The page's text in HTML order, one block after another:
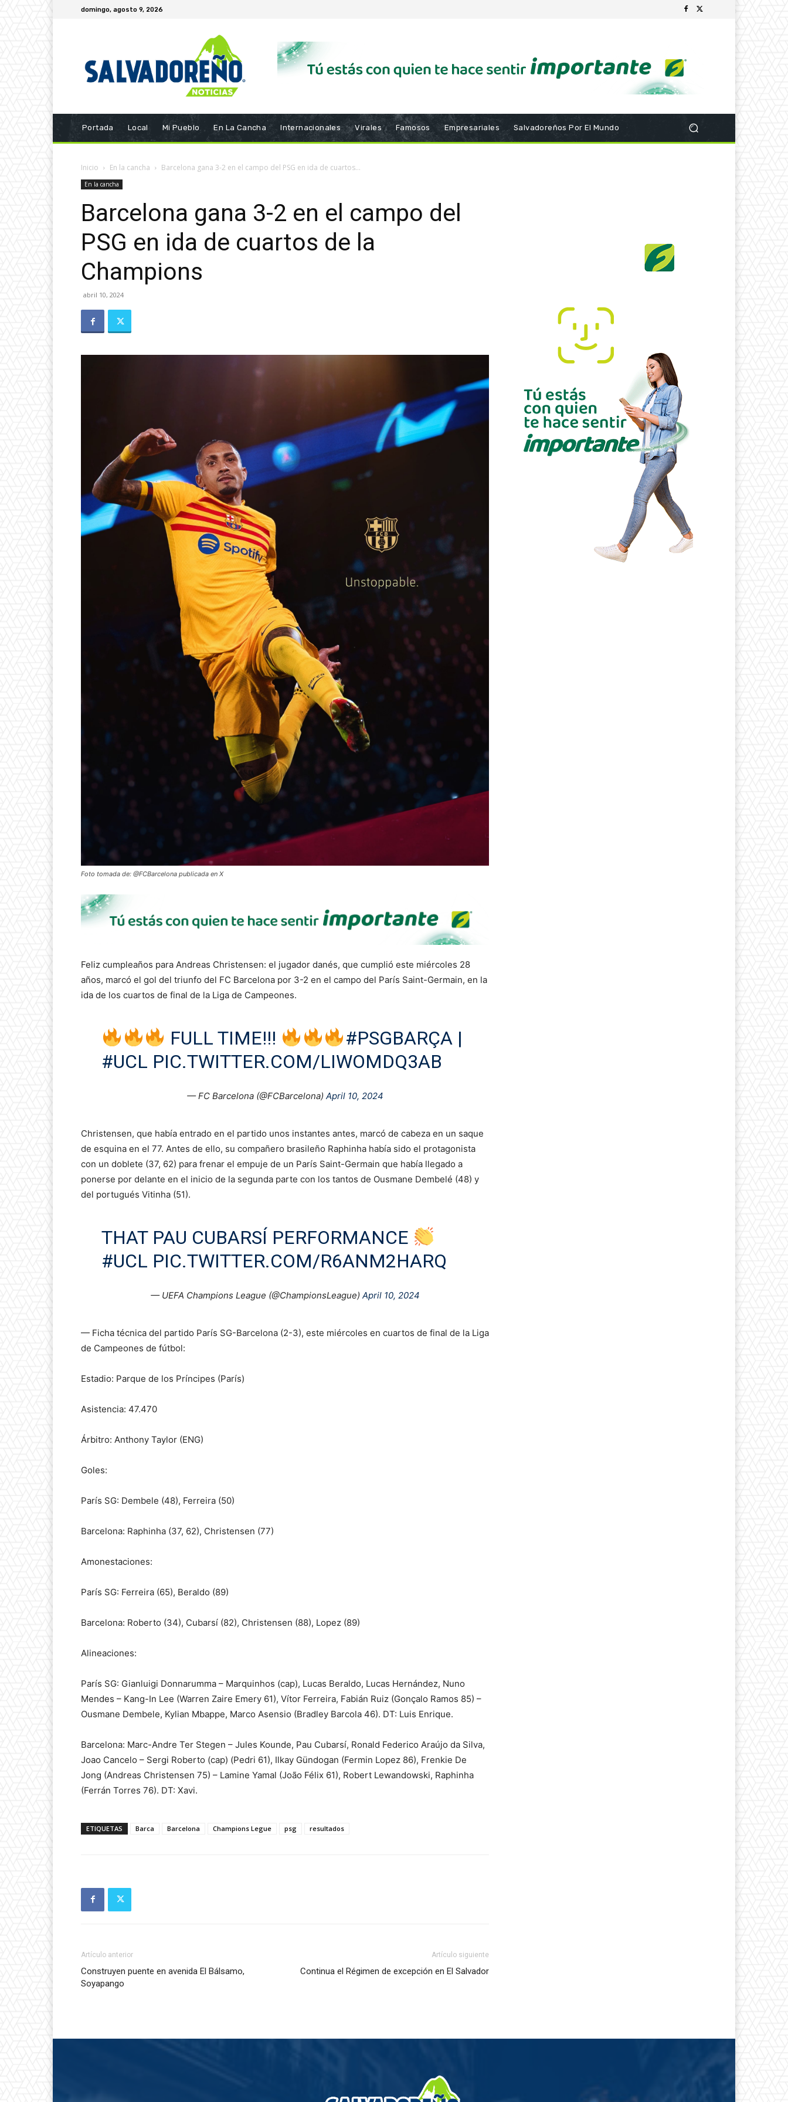
domingo, agosto 9, 2026
Portada Local Mi Pueblo En La Cancha Internacionales Virales Famosos Empresariales Salvadoreños Por El Mundo
Inicio En la cancha Barcelona gana 3-2 en el campo del PSG en ida de cuartos...
En la cancha
Barcelona gana 3-2 en el campo del
PSG en ida de cuartos de la
Champions
abril 10, 2024
Foto tomada de: @FCBarcelona publicada en X
Feliz cumpleaños para Andreas Christensen: el jugador danés, que cumplió este miércoles 28
años, marcó el gol del triunfo del FC Barcelona por 3-2 en el campo del París Saint-Germain, en la
ida de los cuartos de final de la Liga de Campeones.
FULL TIME!!! #PSGBARÇA|
#UCL PIC.TWITTER.COM/LIWOMDQ3AB
— FC Barcelona (@FCBarcelona) April 10, 2024
Christensen, que había entrado en el partido unos instantes antes, marcó de cabeza en un saque
de esquina en el 77. Antes de ello, su compañero brasileño Raphinha había sido el protagonista
con un doblete (37, 62) para frenar el empuje de un París Saint-Germain que había llegado a
ponerse por delante en el inicio de la segunda parte con los tantos de Ousmane Dembelé (48) y
del portugués Vitinha (51).
THAT PAU CUBARSÍ PERFORMANCE
#UCL PIC.TWITTER.COM/R6ANM2HARQ
— UEFA Champions League (@ChampionsLeague) April 10, 2024
— Ficha técnica del partido París SG-Barcelona (2-3), este miércoles en cuartos de final de la Liga
de Campeones de fútbol:
Estadio: Parque de los Príncipes (París)
Asistencia: 47.470
Árbitro: Anthony Taylor (ENG)
Goles:
París SG: Dembele (48), Ferreira (50)
Barcelona: Raphinha (37, 62), Christensen (77)
Amonestaciones:
París SG: Ferreira (65), Beraldo (89)
Barcelona: Roberto (34), Cubarsí (82), Christensen (88), Lopez (89)
Alineaciones:
París SG: Gianluigi Donnarumma – Marquinhos (cap), Lucas Beraldo, Lucas Hernández, Nuno
Mendes – Kang-In Lee (Warren Zaire Emery 61), Vítor Ferreira, Fabián Ruiz (Gonçalo Ramos 85) –
Ousmane Dembele, Kylian Mbappe, Marco Asensio (Bradley Barcola 46). DT: Luis Enrique.
Barcelona: Marc-Andre Ter Stegen – Jules Kounde, Pau Cubarsí, Ronald Federico Araújo da Silva,
Joao Cancelo – Sergi Roberto (cap) (Pedri 61), Ilkay Gündogan (Fermin Lopez 86), Frenkie De
Jong (Andreas Christensen 75) – Lamine Yamal (João Félix 61), Robert Lewandowski, Raphinha
(Ferrán Torres 76). DT: Xavi.
ETIQUETAS Barca Barcelona Champions Legue psg resultados
Artículo anterior
Construyen puente en avenida El Bálsamo,
Soyapango
Artículo siguiente
Continua el Régimen de excepción en El Salvador